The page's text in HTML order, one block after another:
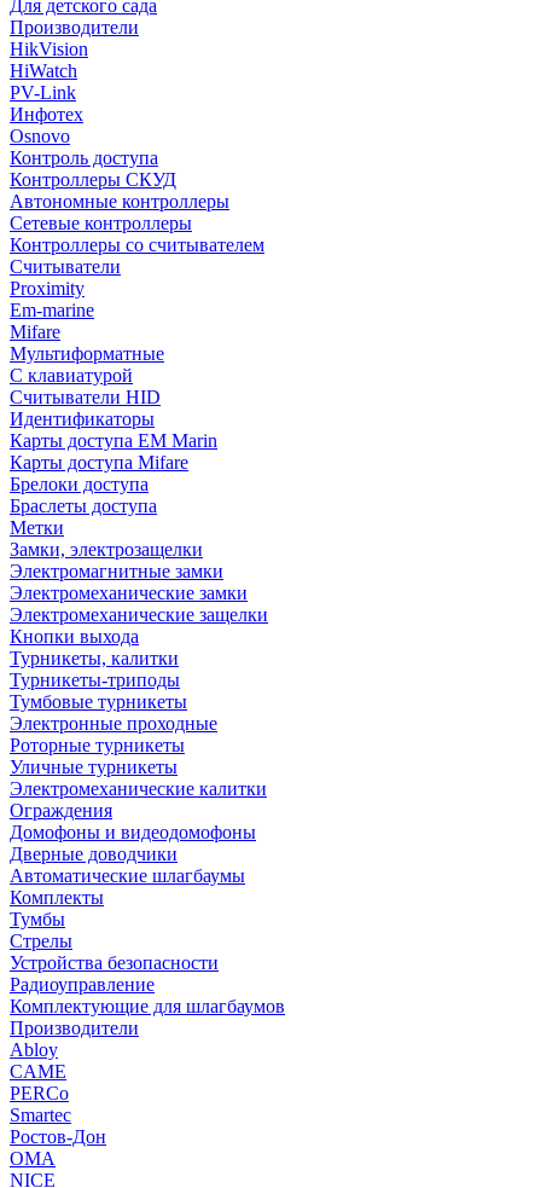
Для детского сада
Производители
HikVision
HiWatch
PV-Link
Инфотех
Osnovo
Контроль доступа
Контроллеры СКУД
Автономные контроллеры
Сетевые контроллеры
Контроллеры со считывателем
Считыватели
Proximity
Em-marine
Mifare
Мультиформатные
С клавиатурой
Считыватели HID
Идентификаторы
Карты доступа EM Marin
Карты доступа Mifare
Брелоки доступа
Браслеты доступа
Метки
Замки, электрозащелки
Электромагнитные замки
Электромеханические замки
Электромеханические защелки
Кнопки выхода
Турникеты, калитки
Турникеты-триподы
Тумбовые турникеты
Электронные проходные
Роторные турникеты
Уличные турникеты
Электромеханические калитки
Ограждения
Домофоны и видеодомофоны
Дверные доводчики
Автоматические шлагбаумы
Комплекты
Тумбы
Стрелы
Устройства безопасности
Радиоуправление
Комплектующие для шлагбаумов
Производители
Abloy
CAME
PERCo
Smartec
Ростов-Дон
ОМА
NICE